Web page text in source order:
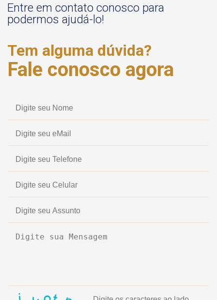
Entre em contato conosco para
podermos ajudá-lo!
Tem alguma dúvida?
Fale conosco agora